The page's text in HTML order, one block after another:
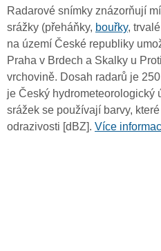
Radarové snímky znázorňují
srážky (přeháňky, bouřky,
na území České republiky
Praha v Brdech a Skalky u
vrchovině. Dosah radarů je
je Český hydrometeorologický
srážek se používají barvy,
odrazivosti [dBZ]. Více